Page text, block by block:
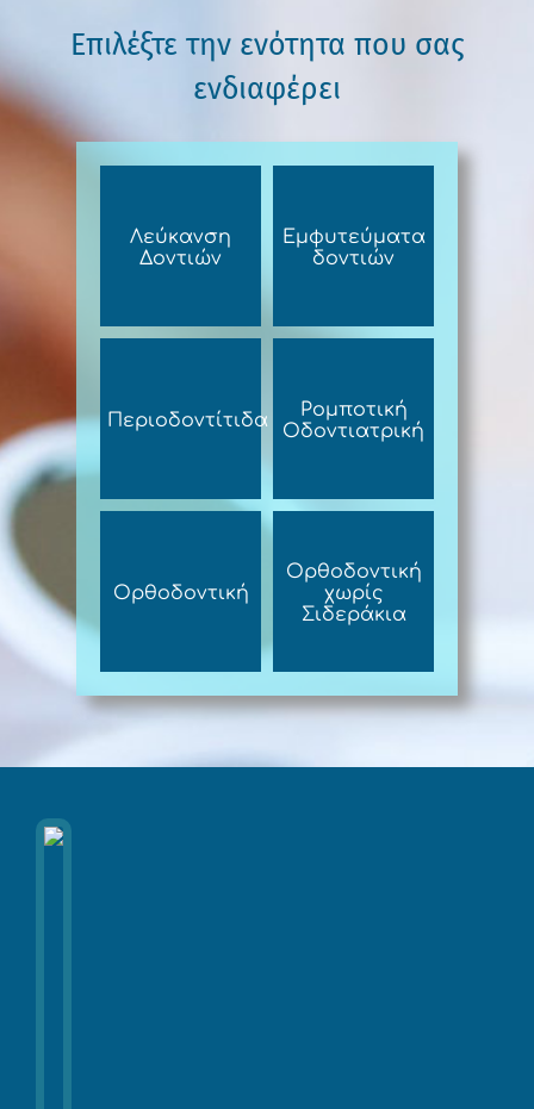
Επιλέξτε την ενότητα που σας
ενδιαφέρει
Λεύκανση
Δοντιών
Εμφυτεύματα
δοντιών
Περιοδοντίτιδα
Ρομποτική
Οδοντιατρική
Ορθοδοντική
Ορθοδοντική
χωρίς
Σιδεράκια